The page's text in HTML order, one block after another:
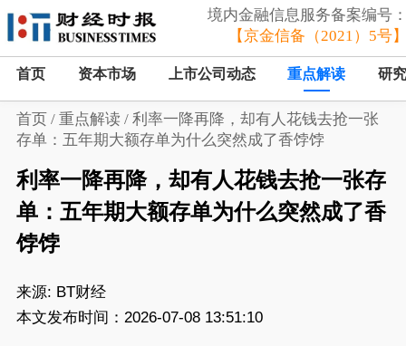
境内金融信息服务备案编号
【京金信备（2021）5号
首页 资本市场 上市公司动态 重点解读 研
首页/ 重点解读 / 利率一降再降，却有人花钱去抢一张
存单：五年期大额存单为什么突然成了香饽饽
利率一降再降，却有人花钱去抢一张存
单：五年期大额存单为什么突然成了香
饽饽
来源: BT财经
本文发布时间：2026-07-08 13:51:10